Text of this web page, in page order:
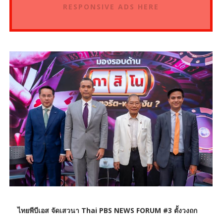
RESPONSIVE ADS HERE
ไทยพีบีเอส จัดเสวนา Thai PBS NEWS FORUM #3 ตั้งวงถก